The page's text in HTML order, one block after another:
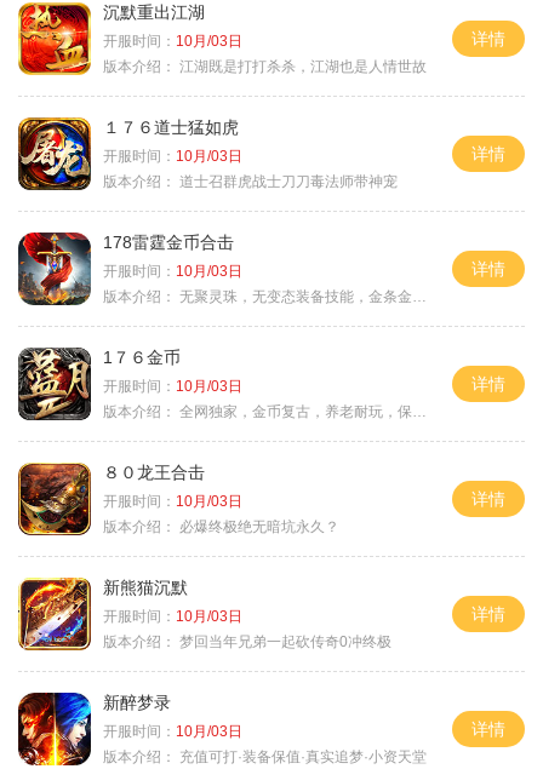
沉默重出江湖
开服时间： 10月/03日
版本介绍： 江湖既是打打杀杀，江湖也是人情世故
详情
１７６道士猛如虎
开服时间： 10月/03日
版本介绍： 道士召群虎战士刀刀毒法师带神宠
详情
178雷霆金币合击
开服时间： 10月/03日
版本介绍： 无聚灵珠，无变态装备技能，金条金刚石保底
详情
1７６金币
开服时间： 10月/03日
版本介绍： 全网独家，金币复古，养老耐玩，保底回収
详情
８０龙王合击
开服时间： 10月/03日
版本介绍：
必爆终极绝无暗坑永久？
详情
新熊猫沉默
开服时间： 10月/03日
版本介绍： 梦回当年兄弟一起砍传奇0冲终极
详情
新醉梦录
开服时间： 10月/03日
版本介绍：
充值可打·装备保值·真实追梦·小资天堂
详情